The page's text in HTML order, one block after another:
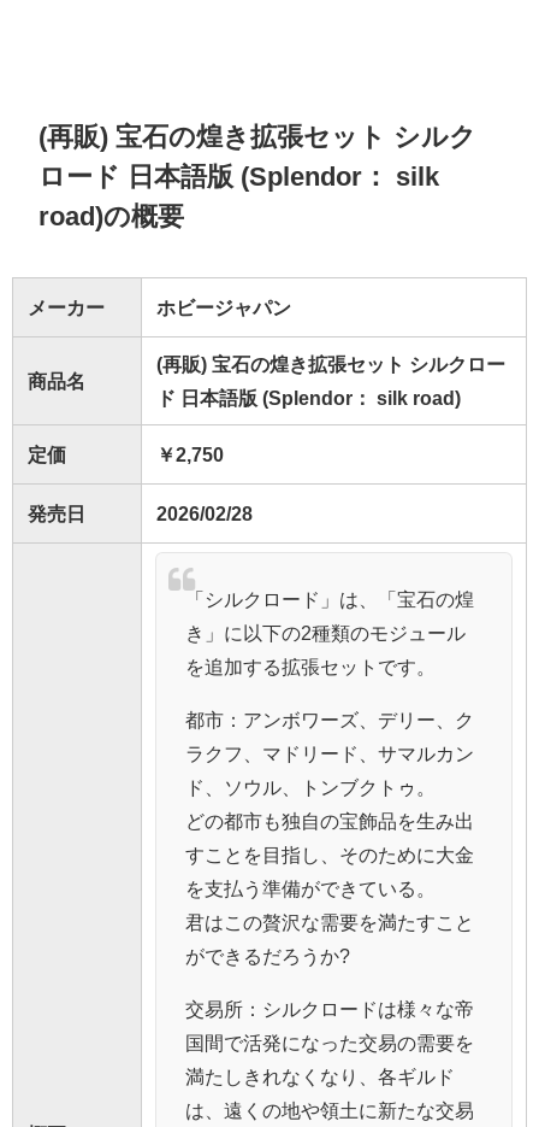
(再販) 宝石の煌き拡張セット シルク
ロード 日本語版 (Splendor： silk
road)の概要
メーカー ホビージャパン
商品名
(再販) 宝石の煌き拡張セット シルクロー
ド 日本語版 (Splendor： silk road)
定価 ￥2,750
発売日 2026/02/28
「シルクロード」は、「宝石の煌
き」に以下の2種類のモジュール
を追加する拡張セットです。
都市：アンボワーズ、デリー、ク
ラクフ、マドリード、サマルカン
ド、ソウル、トンブクトゥ。
どの都市も独自の宝飾品を生み出
すことを目指し、そのために大金
を支払う準備ができている。
君はこの贅沢な需要を満たすこと
ができるだろうか?
交易所：シルクロードは様々な帝
国間で活発になった交易の需要を
満たしきれなくなり、各ギルド
は、遠くの地や領土に新たな交易